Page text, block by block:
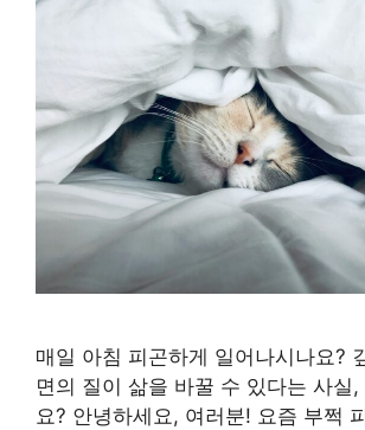
매일 아침 피곤하게 일어나시나요?
면의 질이 삶을 바꿀 수 있다는 사실
요? 안녕하세요, 여러분! 요즘 부쩍